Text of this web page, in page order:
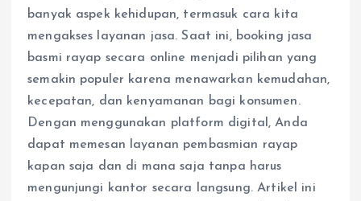
banyak aspek kehidupan, termasuk cara kita
mengakses layanan jasa. Saat ini, booking jasa
basmi rayap secara online menjadi pilihan yang
semakin populer karena menawarkan kemudahan,
kecepatan, dan kenyamanan bagi konsumen.
Dengan menggunakan platform digital, Anda
dapat memesan layanan pembasmian rayap
kapan saja dan di mana saja tanpa harus
mengunjungi kantor secara langsung. Artikel ini